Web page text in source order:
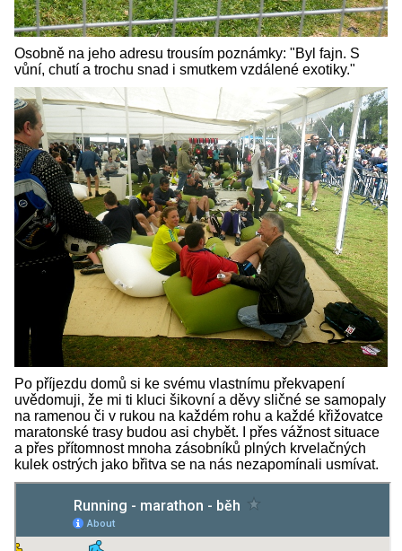
Osobně na jeho adresu trousím poznámky: "Byl fajn. S
vůní, chutí a trochu snad i smutkem vzdálené exotiky."
Po příjezdu domů si ke svému vlastnímu překvapení
uvědomuji, že mi ti kluci šikovní a děvy sličné se samopaly
na ramenou či v rukou na každém rohu a každé křižovatce
maratonské trasy budou asi chybět. I přes vážnost situace
a přes přítomnost mnoha zásobníků plných krvelačných
kulek ostrých jako břitva se na nás nezapomínali usmívat.